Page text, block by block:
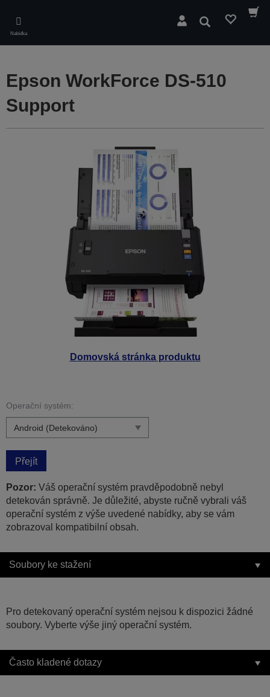
main
content
Nabídka
Hledat
Domovská stránka produktu
Epson WorkForce DS-510
Support
Operační systém:
Přejít
Pozor: Váš operační systém pravděpodobně nebyl
detekován správně. Je důležité, abyste ručně vybrali váš
operační systém z výše uvedené nabídky, aby se vám
zobrazoval kompatibilní obsah.
Soubory ke stažení
Pro detekovaný operační systém nejsou k dispozici žádné
soubory. Vyberte výše jiný operační systém.
Často kladené dotazy